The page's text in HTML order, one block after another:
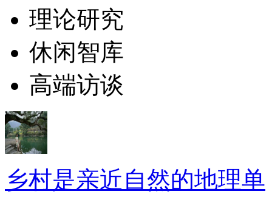
理论研究
休闲智库
高端访谈
乡村是亲近自然的地理单